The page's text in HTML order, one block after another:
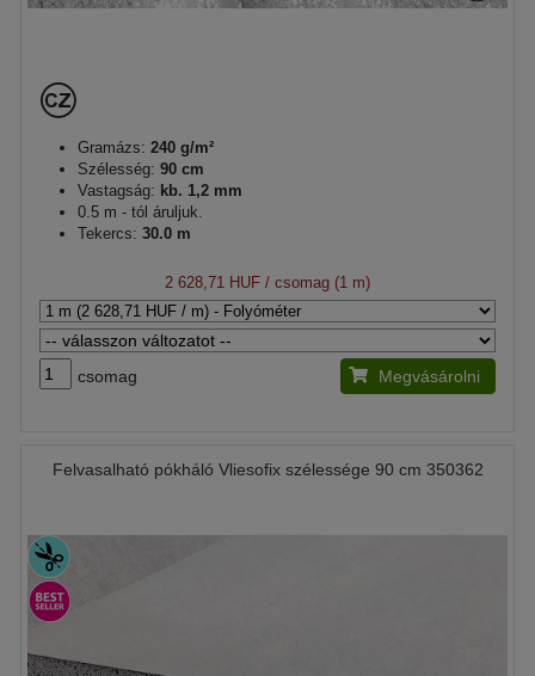
Gramázs: 240 g/m²
Szélesség: 90 cm
Vastagság: kb. 1,2 mm
0.5 m - tól áruljuk.
Tekercs: 30.0 m
2 628,71 HUF / csomag (1 m)
csomag Megvásárolni
Felvasalható pókháló Vliesofix szélessége 90 cm 350362